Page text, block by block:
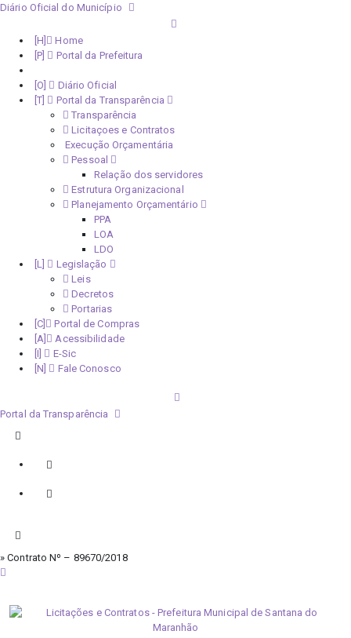
Diário Oficial do Município
Home
Portal da Prefeitura
Diário Oficial
Portal da Transparência
Transparência
Licitaçoes e Contratos
Execução Orçamentária
Pessoal
Relação dos servidores
Estrutura Organizacional
Planejamento Orçamentário
PPA
LOA
LDO
Legislação
Leis
Decretos
Portarias
Portal de Compras
Acessibilidade
E-Sic
Fale Conosco
Portal da Transparência
» Contrato Nº – 89670/2018